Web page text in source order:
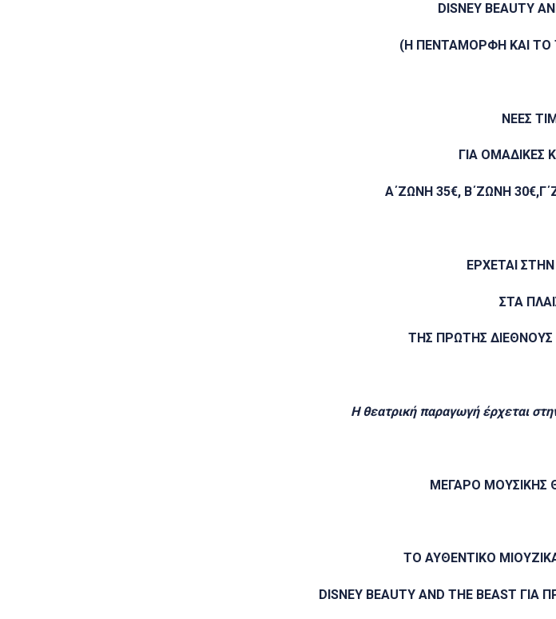
DISNEY BEAUTY
(Η ΠΕΝΤΑΜΟΡΦΗ ΚΑΙ ΤΟ
ΝΕΕΣ
ΓΙΑ ΟΜΑΔΙΚΕΣ
Α΄ΖΩΝΗ 35€, Β΄ΖΩΝΗ
ΕΡΧΕΤΑΙ
ΣΤΑ
ΤΗΣ ΠΡΩΤΗΣ ΔΙΕΘΝΟΥΣ
Η θεατρική παραγωγή έρχεται
ΜΕΓΑΡΟ ΜΟΥΣΙΚΗΣ
ΤΟ ΑΥΘΕΝΤΙΚΟ
DISNEY BEAUTY AND THE BEAST